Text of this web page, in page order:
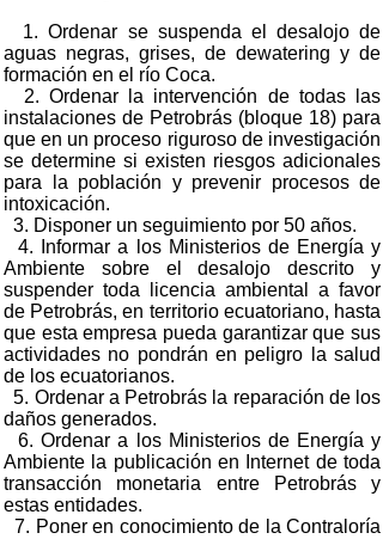
1. Ordenar se suspenda el desalojo de
aguas negras, grises, de dewatering y de
formación en el río Coca.
2. Ordenar la intervención de todas las
instalaciones de Petrobrás (bloque 18) para
que en un proceso riguroso de investigación
se determine si existen riesgos adicionales
para la población y prevenir procesos de
intoxicación.
3. Disponer un seguimiento por 50 años.
4. Informar a los Ministerios de Energía y
Ambiente sobre el desalojo descrito y
suspender toda licencia ambiental a favor
de Petrobrás, en territorio ecuatoriano, hasta
que esta empresa pueda garantizar que sus
actividades no pondrán en peligro la salud
de los ecuatorianos.
5. Ordenar a Petrobrás la reparación de los
daños generados.
6. Ordenar a los Ministerios de Energía y
Ambiente la publicación en Internet de toda
transacción monetaria entre Petrobrás y
estas entidades.
7. Poner en conocimiento de la Contraloría